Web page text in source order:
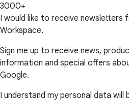
3000+
I would like to receive newsletters
Workspace.
Sign me up to receive news,
information and special offers
Google.
I understand my personal data will